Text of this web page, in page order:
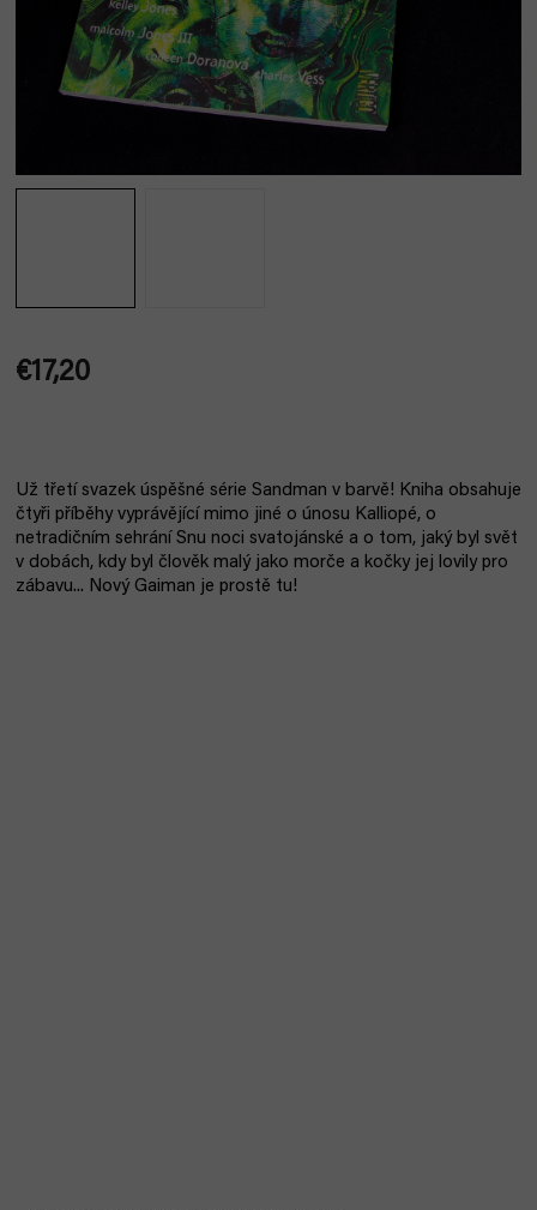
€17,20
Už třetí svazek úspěšné série Sandman v barvě! Kniha obsahuje
čtyři příběhy vyprávějící mimo jiné o únosu Kalliopé, o
netradičním sehrání Snu noci svatojánské a o tom, jaký byl svět
v dobách, kdy byl člověk malý jako morče a kočky jej lovily pro
zábavu... Nový Gaiman je prostě tu!